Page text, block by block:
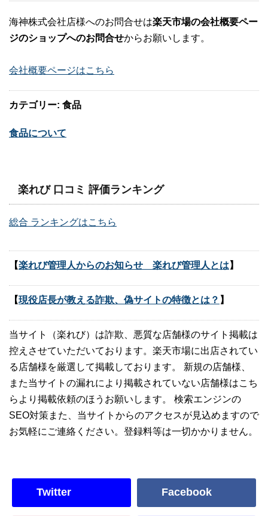
海神株式会社店様へのお問合せは楽天市場の会社概要ペー
ジのショップへのお問合せからお願いします。
会社概要ページはこちら
カテゴリー: 食品
食品について
楽れび 口コミ 評価ランキング
総合 ランキングはこちら
【楽れび管理人からのお知らせ 楽れび管理人とは 】
【現役店長が教える詐欺、偽サイトの特徴とは？ 】
当サイト（楽れび）は詐欺、悪質な店舗様のサイト掲載は
控えさせていただいております。楽天市場に出店されてい
る店舗様を厳選して掲載しております。 新規の店舗様、
また当サイトの漏れにより掲載されていない店舗様はこち
らより掲載依頼のほうお願いします。 検索エンジンの
SEO対策また、当サイトからのアクセスが見込めますので
お気軽にご連絡ください。登録料等は一切かかりません。
Twitter Facebook